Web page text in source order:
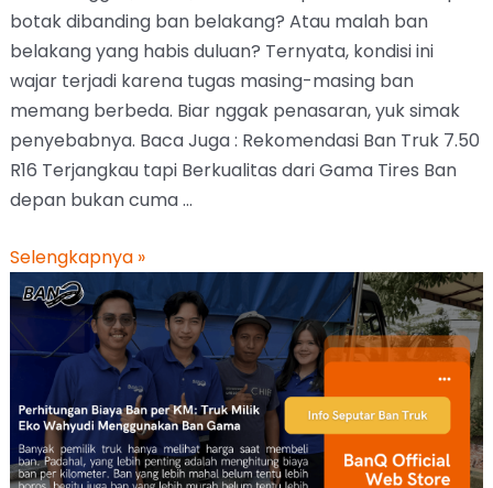
botak dibanding ban belakang? Atau malah ban
belakang yang habis duluan? Ternyata, kondisi ini
wajar terjadi karena tugas masing-masing ban
memang berbeda. Biar nggak penasaran, yuk simak
penyebabnya. Baca Juga : Rekomendasi Ban Truk 7.50
R16 Terjangkau tapi Berkualitas dari Gama Tires Ban
depan bukan cuma …
Selengkapnya »